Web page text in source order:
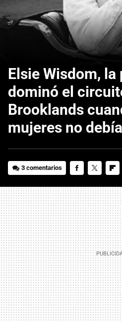
Elsie Wisdom,
dominó el
Brooklands
mujeres no
3 comentarios